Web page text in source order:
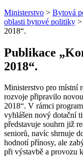
Ministerstvo > Bytová
oblasti bytové politiky >
2018“.
Publikace
2018“.
Ministerstvo pro místní
rozvoje připravilo
2018“. V rámci
vyhlášen nový dotační
představuje souhrn již
seniorů, navíc shrnuje
hodnotí přínosy, ale
při výstavbě a provozu